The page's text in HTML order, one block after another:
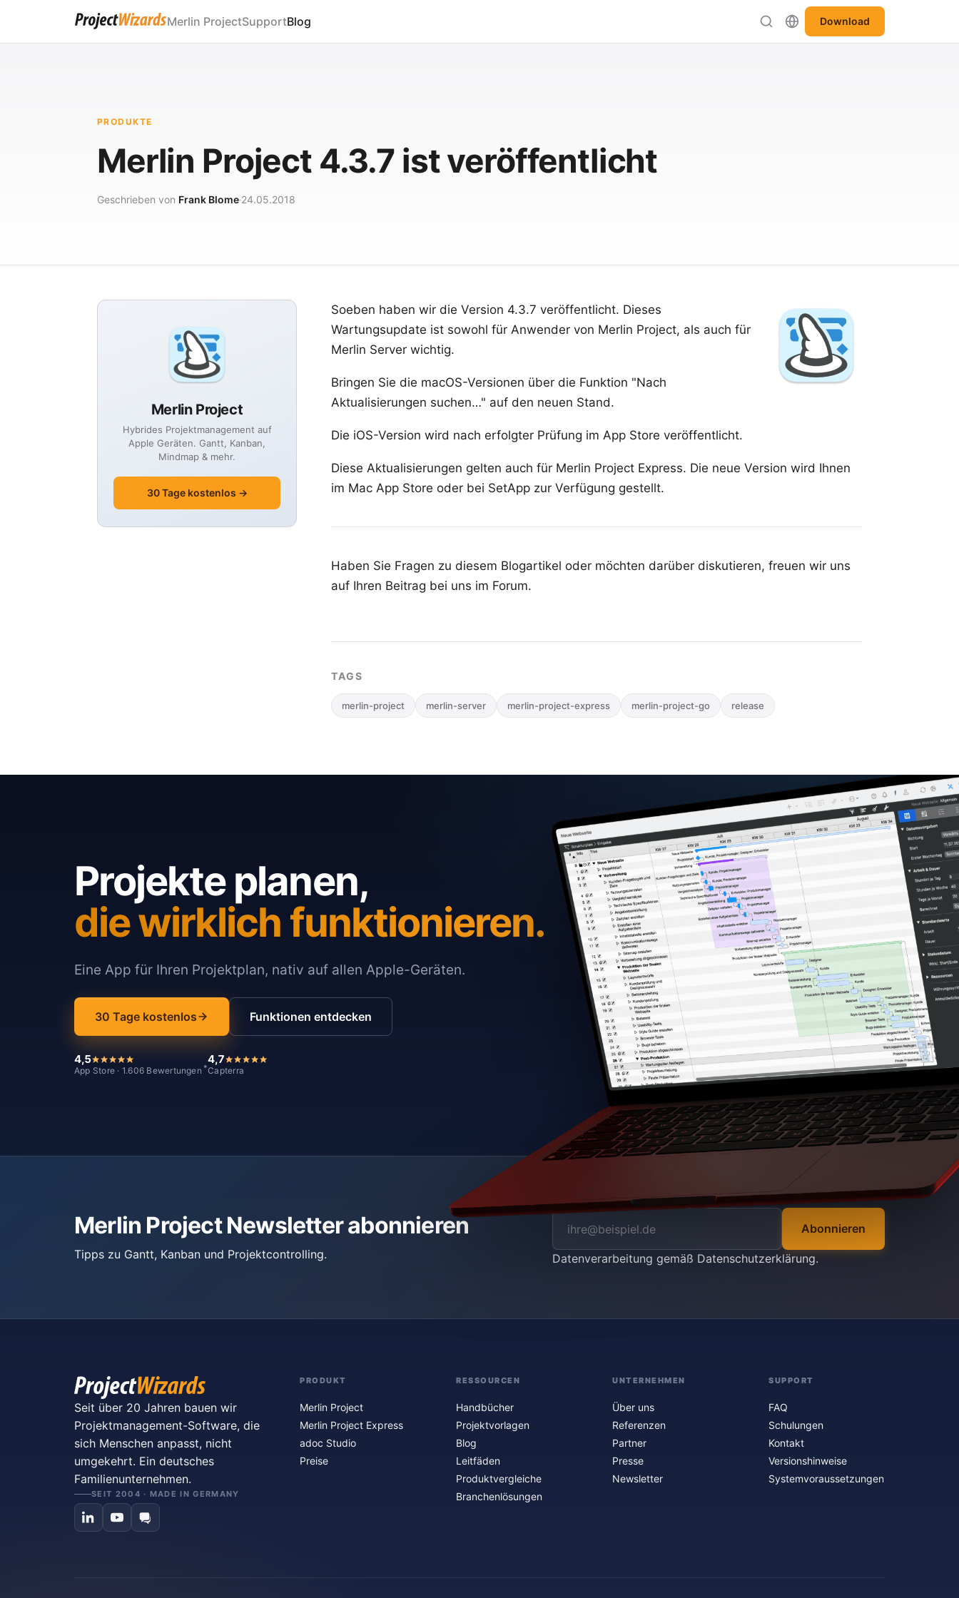
Merlin ProjectSupportBlog Download
PRODUKTE
Merlin Project 4.3.7 ist veröffentlicht
Geschrieben von Frank Blome 24.05.2018
Merlin Project
Hybrides Projektmanagement auf
Apple Geräten. Gantt, Kanban,
Mindmap & mehr.
30 Tage kostenlos →
Soeben haben wir die Version 4.3.7 veröffentlicht. Dieses
Wartungsupdate ist sowohl für Anwender von Merlin Project, als auch für
Merlin Server wichtig.
Bringen Sie die macOS-Versionen über die Funktion "Nach
Aktualisierungen suchen…" auf den neuen Stand.
Die iOS-Version wird nach erfolgter Prüfung im App Store veröffentlicht.
Diese Aktualisierungen gelten auch für Merlin Project Express. Die neue Version wird Ihnen
im Mac App Store oder bei SetApp zur Verfügung gestellt.
Haben Sie Fragen zu diesem Blogartikel oder möchten darüber diskutieren, freuen wir uns
auf Ihren Beitrag bei uns im Forum.
TAGS
merlin-project merlin-server merlin-project-express merlin-project-go release
Projekte planen,
die wirklich funktionieren.
Eine App für Ihren Projektplan, nativ auf allen Apple-Geräten.
30 Tage kostenlos Funktionen entdecken
4,5
App Store · 1.606 Bewertungen *
4,7
Capterra
Merlin Project Newsletter abonnieren
Tipps zu Gantt, Kanban und Projektcontrolling.
Abonnieren
Datenverarbeitung gemäß Datenschutzerklärung.
Seit über 20 Jahren bauen wir
Projektmanagement-Software, die
sich Menschen anpasst, nicht
umgekehrt. Ein deutsches
Familienunternehmen.
SEIT 2004 · MADE IN GERMANY
PRODUKT
Merlin Project
Merlin Project Express
adoc Studio
Preise
RESSOURCEN
Handbücher
Projektvorlagen
Blog
Leitfäden
Produktvergleiche
Branchenlösungen
UNTERNEHMEN
Über uns
Referenzen
Partner
Presse
Newsletter
SUPPORT
FAQ
Schulungen
Kontakt
Versionshinweise
Systemvoraussetzungen